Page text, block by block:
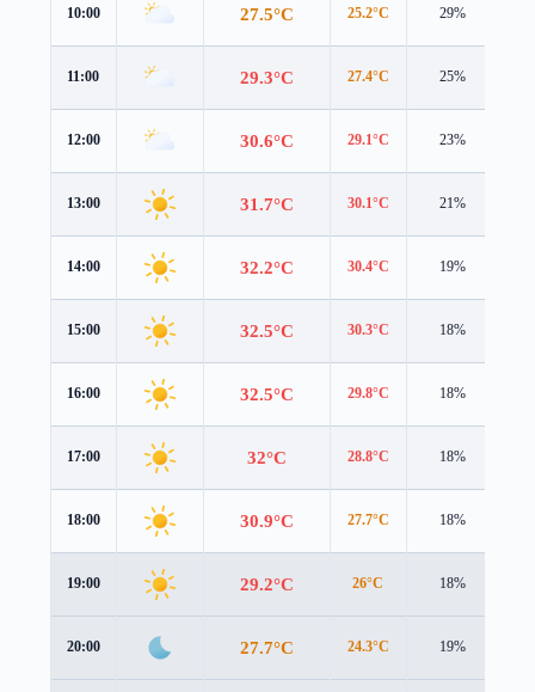
10:00 27.5°C 25.2°C 29%
11:00 29.3°C 27.4°C 25%
12:00 30.6°C 29.1°C 23%
13:00 31.7°C 30.1°C 21%
14:00 32.2°C 30.4°C 19%
15:00 32.5°C 30.3°C 18%
16:00 32.5°C 29.8°C 18%
17:00 32°C 28.8°C 18%
18:00 30.9°C 27.7°C 18%
19:00 29.2°C 26°C 18%
20:00 27.7°C 24.3°C 19%